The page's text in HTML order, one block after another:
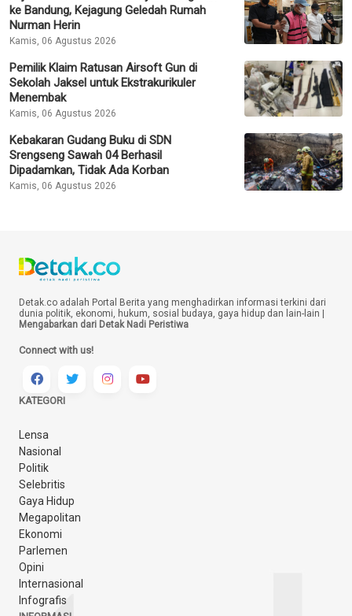
ke Bandung, Kejagung Geledah Rumah
Nurman Herin
Kamis, 06 Agustus 2026
Pemilik Klaim Ratusan Airsoft Gun di
Sekolah Jaksel untuk Ekstrakurikuler
Menembak
Kamis, 06 Agustus 2026
Kebakaran Gudang Buku di SDN
Srengseng Sawah 04 Berhasil
Dipadamkan, Tidak Ada Korban
Kamis, 06 Agustus 2026
Detak.co adalah Portal Berita yang menghadirkan informasi terkini dari
dunia politik, ekonomi, hukum, sosial budaya, gaya hidup dan lain-lain |
Mengabarkan dari Detak Nadi Peristiwa
Connect with us!
KATEGORI
Lensa
Nasional
Politik
Selebritis
Gaya Hidup
Megapolitan
Ekonomi
Parlemen
Opini
Internasional
Infografis